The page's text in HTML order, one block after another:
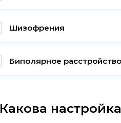
Шизофрения
Биполярное расстройство
Какова